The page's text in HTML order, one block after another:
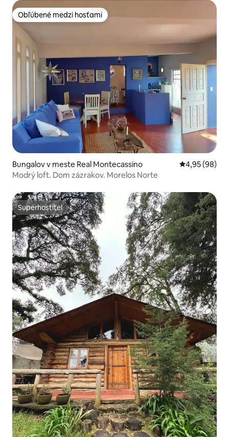
Obľúbené medzi hosťami
Obľúbené medzi hosťami
Bungalov v meste Real Montecassino Priemerné
4,95 (98)
Modrý loft. Dom zázrakov. Morelos Norte
Superhostiteľ
Superhostiteľ